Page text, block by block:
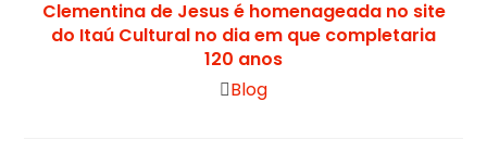
Clementina de Jesus é homenageada no site
do Itaú Cultural no dia em que completaria
120 anos
Blog